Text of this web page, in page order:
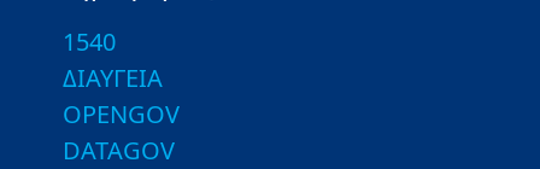
1540
ΔΙΑΥΓΕΙΑ
OPENGOV
DATAGOV